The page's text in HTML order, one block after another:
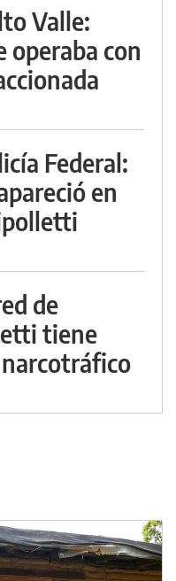
Valle:
operaba con
Federal:
en
de
tiene